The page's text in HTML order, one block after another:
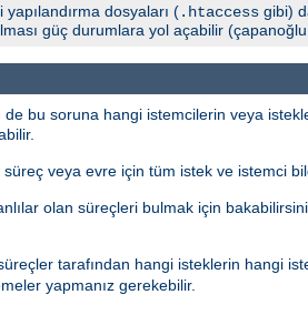
dosyaları (.htaccess gibi)
güç durumlara yol açabilir
bu soruna hangi istemcilerin veya
veya evre için tüm istek ve istemci
olan süreçleri bulmak için
tarafından hangi isteklerin hangi
yapmanız gerekebilir.